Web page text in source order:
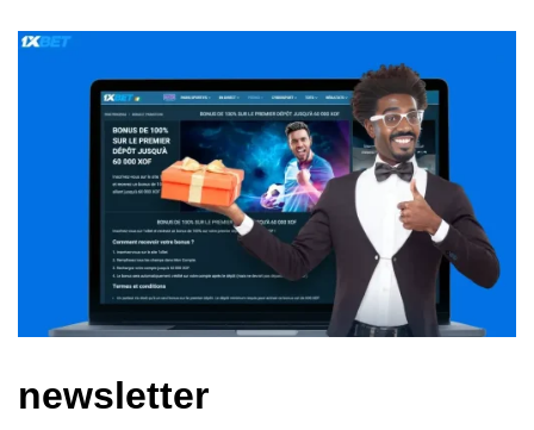
newsletter